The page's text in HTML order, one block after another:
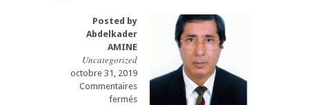
لجزء
Posted by
Abdelkader
AMINE
Uncategorized
octobre 31, 2019
Commentaires
ferméssur